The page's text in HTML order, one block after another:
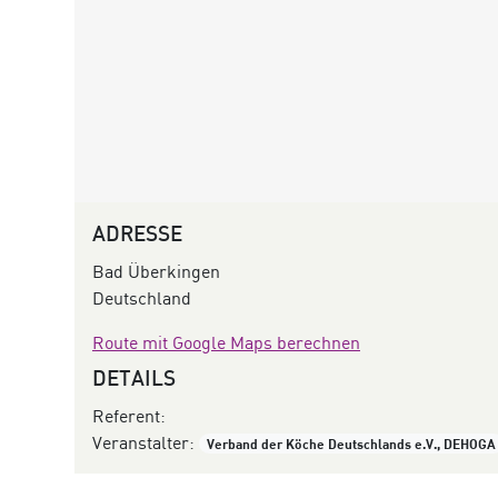
ADRESSE
Bad Überkingen
Deutschland
Route mit Google Maps berechnen
DETAILS
Referent:
Veranstalter:
Verband der Köche Deutschlands e.V., DEHOGA